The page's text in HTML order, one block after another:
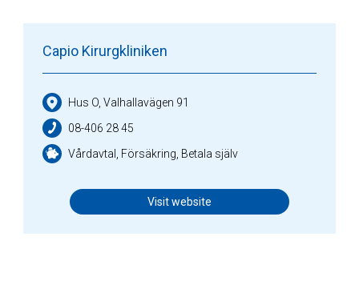
Capio Kirurgkliniken
Hus O, Valhallavägen 91
08-406 28 45
Vårdavtal, Försäkring, Betala själv
Visit website